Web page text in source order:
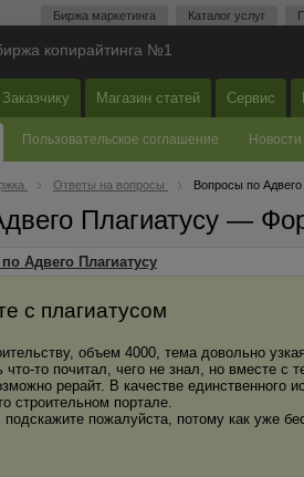
Биржа маркетинга Каталог услуг
копирайтинга №1
Заказчику Магазин статей Сервис
Пользовательское соглашение Новости
Ответы на вопросы Вопросы по Адвего
Плагиатусу —
Адвего Плагиатусу
с плагиатусом
объем 4000, тема довольно
что-то почитал, чего не знал, но вместе
рерайт. В качестве единственного
строительном портале.
подскажите пожалуйста, потому как уже